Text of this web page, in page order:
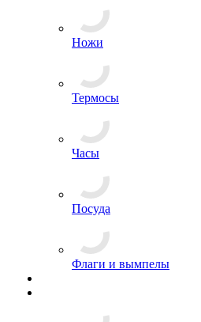
Ножи
Термосы
Часы
Посуда
Флаги и вымпелы